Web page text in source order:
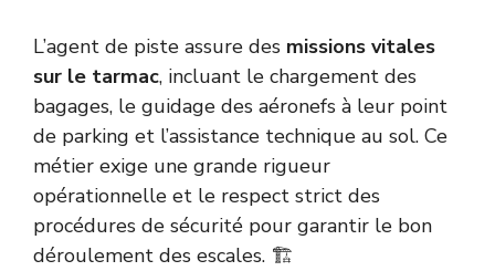
L’agent de piste assure des missions vitales
sur le tarmac, incluant le chargement des
bagages, le guidage des aéronefs à leur point
de parking et l’assistance technique au sol. Ce
métier exige une grande rigueur
opérationnelle et le respect strict des
procédures de sécurité pour garantir le bon
déroulement des escales. 🏗️